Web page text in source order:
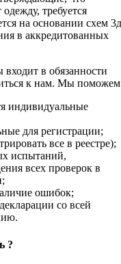
требуется
на основании схем
в аккредитованных
в обязанности
к нам. Мы
индивидуальные
для регистрации;
все в реестре);
испытаний,
всех проверок в
ошибок;
со всей
?